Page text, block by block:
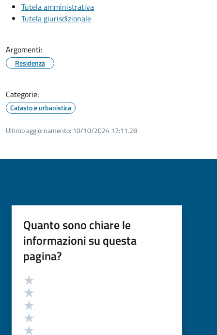
Tutela amministrativa
Tutela giurisdizionale
Argomenti:
Residenza
Categorie:
Catasto e urbanistica
Ultimo aggiornamento: 10/10/2024 17:11.28
Quanto sono chiare le
informazioni su questa
pagina?
Valutazione